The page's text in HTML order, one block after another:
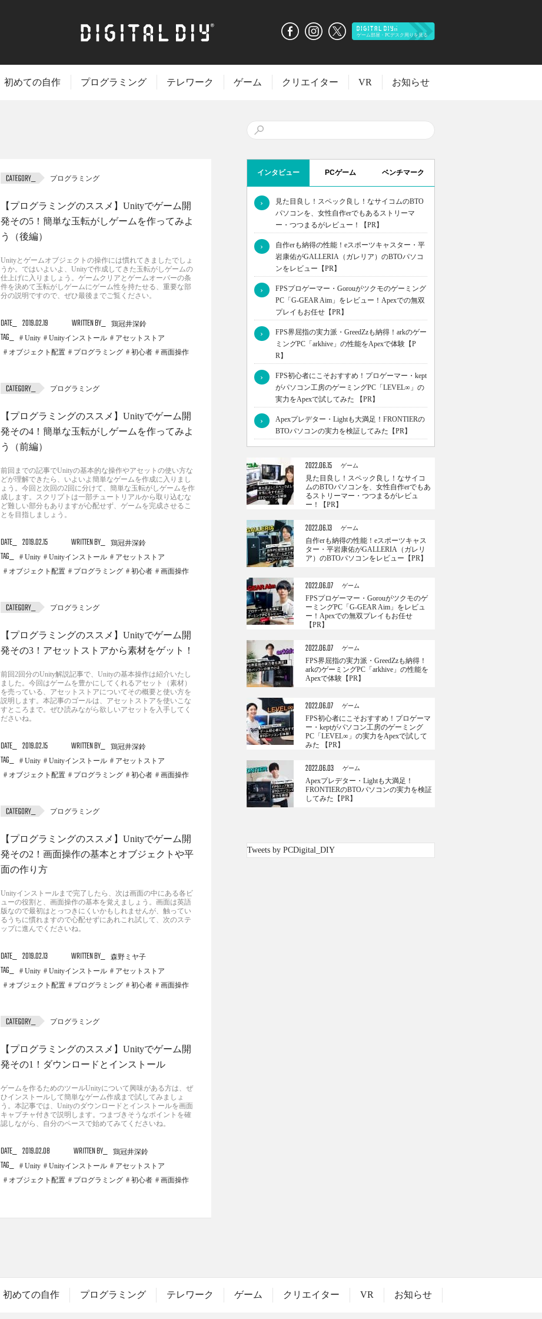
初めての自作 プログラミング テレワーク ゲーム クリエイター VR お知らせ
プログラミング
【プログラミングのススメ】Unityでゲーム開
発その5！簡単な玉転がしゲームを作ってみよ
う（後編）
Unityとゲームオブジェクトの操作には慣れてきましたでしょ
うか。ではいよいよ、Unityで作成してきた玉転がしゲームの
仕上げに入りましょう。ゲームクリアとゲームオーバーの条
件を決めて玉転がしゲームにゲーム性を持たせる、重要な部
分の説明ですので、ぜひ最後までご覧ください。
DATE 2019.02.19 WRITTEN BY 鶏冠井深鈴
TAG Unity Unityインストール
アセットストア
オブジェクト配置
プログラミング 初心者 画面操作
プログラミング
【プログラミングのススメ】Unityでゲーム開
発その4！簡単な玉転がしゲームを作ってみよ
う（前編）
前回までの記事でUnityの基本的な操作やアセットの使い方な
どが理解できたら、いよいよ簡単なゲームを作成に入りまし
ょう。今回と次回の2回に分けて、簡単な玉転がしゲームを作
成します。スクリプトは一部チュートリアルから取り込むな
ど難しい部分もありますが心配せず、ゲームを完成させるこ
とを目指しましょう。
DATE 2019.02.15 WRITTEN BY 鶏冠井深鈴
TAG Unity Unityインストール
アセットストア
オブジェクト配置
プログラミング 初心者 画面操作
プログラミング
【プログラミングのススメ】Unityでゲーム開
発その3！アセットストアから素材をゲット！
前回2回分のUnity解説記事で、Unityの基本操作は紹介いたし
ました。今回はゲームを豊かにしてくれるアセット（素材）
を売っている、アセットストアについてその概要と使い方を
説明します。本記事のゴールは、アセットストアを使いこな
すところまで。ぜひ読みながら欲しいアセットを入手してく
ださいね。
DATE 2019.02.15 WRITTEN BY 鶏冠井深鈴
TAG Unity Unityインストール
アセットストア
オブジェクト配置
プログラミング 初心者 画面操作
プログラミング
【プログラミングのススメ】Unityでゲーム開
発その2！画面操作の基本とオブジェクトや平
面の作り方
Unityインストールまで完了したら、次は画面の中にある各ビ
ューの役割と、画面操作の基本を覚えましょう。画面は英語
版なので最初はとっつきにくいかもしれませんが、触ってい
るうちに慣れますので心配せずにあれこれ試して、次のステ
ップに進んでくださいね。
DATE 2019.02.13 WRITTEN BY 森野ミヤ子
TAG Unity Unityインストール
アセットストア
オブジェクト配置
プログラミング 初心者 画面操作
プログラミング
【プログラミングのススメ】Unityでゲーム開
発その1！ダウンロードとインストール
ゲームを作るためのツールUnityについて興味がある方は、ぜ
ひインストールして簡単なゲーム作成まで試してみましょ
う。本記事では、Unityのダウンロードとインストールを画面
キャプチャ付きで説明します。つまづきそうなポイントを確
認しながら、自分のペースで始めてみてくださいね。
DATE 2019.02.08 WRITTEN BY 鶏冠井深鈴
TAG Unity Unityインストール
アセットストア
オブジェクト配置
プログラミング 初心者 画面操作
インタビュー PCゲーム ベンチマーク
›
見た目良し！スペック良し！なサイコムのBTO
パソコンを、女性自作erでもあるストリーマ
ー・つつまるがレビュー！【PR】
›
自作erも納得の性能！eスポーツキャスター・平
岩康佑がGALLERIA（ガレリア）のBTOパソコ
ンをレビュー【PR】
›
FPSプロゲーマー・Gorouがツクモのゲーミング
PC「G-GEAR Aim」をレビュー！Apexでの無双
プレイもお任せ【PR】
›
FPS界屈指の実力派・GreedZzも納得！arkのゲー
ミングPC「arkhive」の性能をApexで体験【P
R】
›
FPS初心者にこそおすすめ！プロゲーマー・kept
がパソコン工房のゲーミングPC「LEVEL∞」の
実力をApexで試してみた 【PR】
›
Apexプレデター・Lightも大満足！FRONTIERの
BTOパソコンの実力を検証してみた【PR】
2022.06.15 ゲーム
見た目良し！スペック良し！なサイコ
ムのBTOパソコンを、女性自作erでもあ
るストリーマー・つつまるがレビュ
ー！【PR】
2022.06.13 ゲーム
自作erも納得の性能！eスポーツキャス
ター・平岩康佑がGALLERIA（ガレリ
ア）のBTOパソコンをレビュー【PR】
2022.06.07 ゲーム
FPSプロゲーマー・Gorouがツクモのゲ
ーミングPC「G-GEAR Aim」をレビュ
ー！Apexでの無双プレイもお任せ
【PR】
2022.06.07 ゲーム
FPS界屈指の実力派・GreedZzも納得！
arkのゲーミングPC「arkhive」の性能を
Apexで体験【PR】
2022.06.07 ゲーム
FPS初心者にこそおすすめ！プロゲーマ
ー・keptがパソコン工房のゲーミング
PC「LEVEL∞」の実力をApexで試して
みた 【PR】
2022.06.03 ゲーム
Apexプレデター・Lightも大満足！
FRONTIERのBTOパソコンの実力を検証
してみた【PR】
Tweets by PCDigital_DIY
初めての自作 プログラミング テレワーク ゲーム クリエイター VR お知らせ